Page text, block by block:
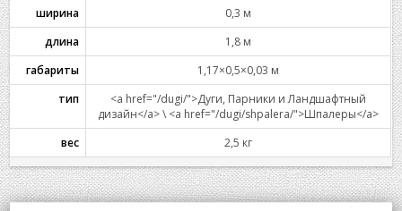
ширина
0,3 м
длина
1,8 м
габариты
1,17×0,5×0,03 м
тип
<a href="/dugi/">Дуги, Парники и Ландшафтный
дизайн</a> \ <a href="/dugi/shpalera/">Шпалеры</a>
вес
2,5 кг